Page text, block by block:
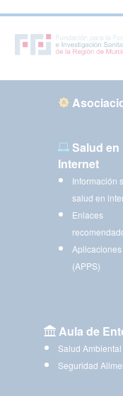
Salud en
Internet
Información
salud en
Enlaces
(APPS)
Aula de
Salud Ambiental
Seguridad